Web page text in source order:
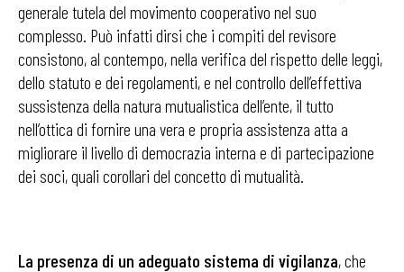
generale tutela del movimento cooperativo nel suo
complesso. Può infatti dirsi che i compiti del revisore
consistono, al contempo, nella verifica del rispetto delle leggi,
dello statuto e dei regolamenti, e nel controllo dell’effettiva
sussistenza della natura mutualistica dell’ente, il tutto
nell’ottica di fornire una vera e propria assistenza atta a
migliorare il livello di democrazia interna e di partecipazione
dei soci, quali corollari del concetto di mutualità.
La presenza di un adeguato sistema di vigilanza, che